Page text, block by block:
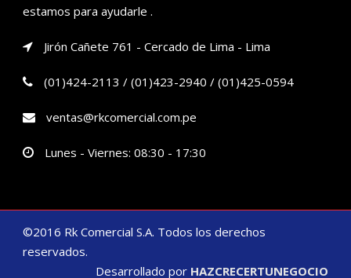
estamos para ayudarle .
Jirón Cañete 761 - Cercado de Lima - Lima
(01)424-2113 / (01)423-2940 / (01)425-0594
ventas@rkcomercial.com.pe
Lunes - Viernes: 08:30 - 17:30
©2016 Rk Comercial S.A. Todos los derechos
reservados.
Desarrollado por HAZCRECERTUNEGOCIO